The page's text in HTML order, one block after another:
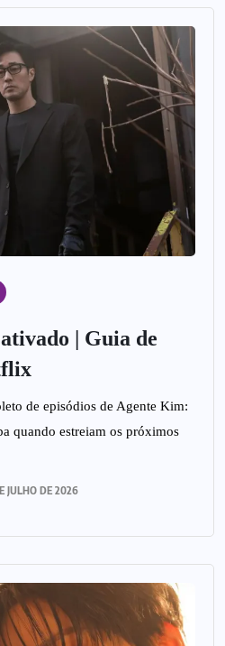
| Guia de
de episódios de Agente Kim:
quando estreiam os próximos
JULHO DE 2026